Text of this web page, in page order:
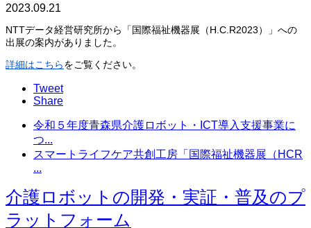
2023.09.21
NTTデータ経営研究所から「国際福祉機器展（H.C.R2023）」への
出展の案内がありました。
詳細はこちらをご覧ください。
Tweet
Share
令和５年度青森県介護ロボット・ICT導入支援事業に
つ...
スマートライフケア共創工房「国際福祉機器展（HCR
...
介護ロボットの開発・実証・普及のプ
ラットフォーム